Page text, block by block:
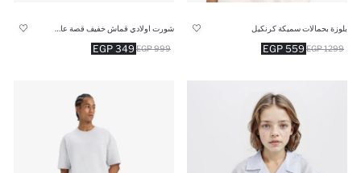
بلوزة بحمالات سميكة كرنكيل
559 EGP 1299 EGP
349 EGP 999 EGP